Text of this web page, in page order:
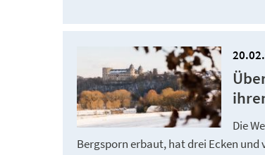
Die
Bergsporn erbaut, hat drei Ecken und